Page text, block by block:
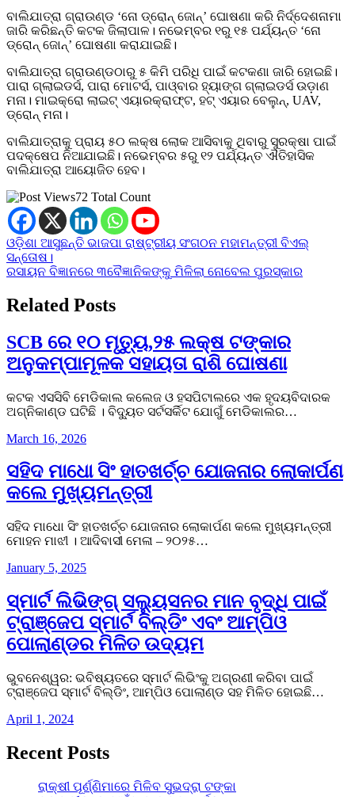
ବାଲିଯାତ୍ରା ଗ୍ରାଉଣ୍ଡ ‘ନୋ ଡ୍ରୋନ୍‌ ଜୋନ୍‌’ ଘୋଷଣା କରି ନିର୍ଦ୍ଦେଶନାମା
ଜାରି କରିଛନ୍ତି କଟକ ଜିଲାପାଳ। ନଭେମ୍ବର ୧ରୁ ୧୫ ପର୍ଯ୍ୟନ୍ତ ‘ନୋ
ଡ୍ରୋନ୍‌ ଜୋନ୍‌’ ଘୋଷଣା କରାଯାଇଛି।
ବାଲିଯାତ୍ରା ଗ୍ରାଉଣ୍ଡଠାରୁ ୫ କିମି ପରିଧି ପାଇଁ କଟକଣା ଜାରି ହୋଇଛି।
ପାରା ଗ୍ଲାଇଡର୍ସ, ପାରା ମୋଟର୍ସ, ପାଓ୍ବାର ହ୍ୟାଙ୍ଗ ଗ୍ଲାଇଡର୍ସ ଉଡ଼ାଣ
ମନା। ମାଇକ୍ରୋ ଲାଇଟ୍‌ ଏୟାରକ୍ରାଫ୍ଟ, ହଟ୍‌ ଏୟାର ବେଲୁନ୍‌, UAV,
ଡ୍ରୋନ୍‌ ମନା।
ବାଲିଯାତ୍ରାକୁ ପ୍ରାୟ ୫୦ ଲକ୍ଷ ଲୋକ ଆସିବାକୁ ଥିବାରୁ ସୁରକ୍ଷା ପାଇଁ
ପଦକ୍ଷେପ ନିଆଯାଇଛି। ନଭେମ୍ବର ୫ରୁ ୧୨ ପର୍ଯ୍ୟନ୍ତ ଐତିହାସିକ
ବାଲିଯାତ୍ରା ଆୟୋଜିତ ହେବ।
72 Total Count
Post
navigation
ଓଡ଼ିଶା ଆସୁଛନ୍ତି ଭାଜପା ରାଷ୍ଟ୍ରୀୟ ସଂଗଠନ ମହାମନ୍ତ୍ରୀ ବିଏଲ୍‌
ସନ୍ତୋଷ।
ରସାୟନ ବିଜ୍ଞାନରେ ୩ବୈଜ୍ଞାନିକଙ୍କୁ ମିଳିଲା ନୋବେଲ ପୁରସ୍କାର
Related Posts
SCB ରେ ୧୦ ମୃତ୍ୟୁ,୨୫ ଲକ୍ଷ ଟଙ୍କାର
ଅନୁକମ୍ପାମୂଳକ ସହାୟତା ରାଶି ଘୋଷଣା
କଟକ ଏସସିବି ମେଡିକାଲ କଲେଜ ଓ ହସପିଟାଲରେ ଏକ ହୃଦୟବିଦାରକ
ଅଗ୍ନିକାଣ୍ଡ ଘଟିଛି । ବିଦ୍ୟୁତ ସର୍ଟସର୍କିଟ ଯୋଗୁଁ ମେଡିକାଲର…
March 16, 2026
ସହିଦ ମାଧୋ ସିଂ ହାତଖର୍ଚ୍ଚ ଯୋଜନାର ଲୋକାର୍ପଣ
କଲେ ମୁଖ୍ୟମନ୍ତ୍ରୀ
ସହିଦ ମାଧୋ ସିଂ ହାତଖର୍ଚ୍ଚ ଯୋଜନାର ଲୋକାର୍ପଣ କଲେ ମୁଖ୍ୟମନ୍ତ୍ରୀ
ମୋହନ ମାଝୀ । ଆଦିବାସୀ ମେଳା – ୨୦୨୫…
January 5, 2025
ସ୍ମାର୍ଟ ଲିଭିଙ୍ଗ୍ ସଲ୍ୟୁସନର ମାନ ବୃଦ୍ଧି ପାଇଁ
ଟ୍ରାଞ୍ଜେପ ସ୍ମାର୍ଟ ବିଲ୍ଡିଂ ଏବଂ ଆମ୍ପିଓ
ପୋଲାଣ୍ଡର ମିଳିତ ଉଦ୍ୟମ
ଭୁବନେଶ୍ୱର: ଭବିଷ୍ୟତରେ ସ୍ମାର୍ଟ ଲିଭିଂକୁ ଅଗ୍ରଣୀ କରିବା ପାଇଁ
ଟ୍ରାଞ୍ଜେପ ସ୍ମାର୍ଟ ବିଲ୍ଡିଂ, ଆମ୍ପିଓ ପୋଲାଣ୍ଡ ସହ ମିଳିତ ହୋଇଛି…
April 1, 2024
Recent Posts
ରାକ୍ଷୀ ପୂର୍ଣ୍ଣିମାରେ ମିଳିବ ସୁଭଦ୍ରା ଟଙ୍କା